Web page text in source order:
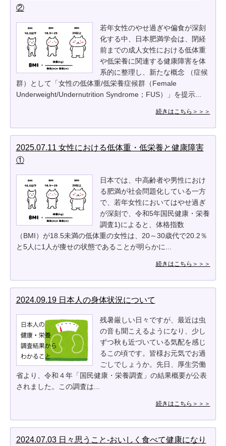
②
若年女性のやせ過ぎや偏食が深刻
化する中、日本肥満学会は、閉経
前までの成人女性における低体重
や低栄養に関連する健康障害を体
系的に整理し、新たな概念 （症候
群）として「女性の低体重/低栄養症候群（Female
Underweight/Undernutrition Syndrome；FUS）」を提示...
続きはこちら＞＞＞
2025.07.11 女性における低体重・低栄養と健康障害
①
日本では、中高齢者や男性におけ
る肥満が社会問題化している一方
で、若年女性においてはやせ過ぎ
が深刻で、令和5年国民健康・栄養
調査1)によると、体格指数
（BMI）が18.5未満の低体重の女性は、20～30歳代で20.2％
と5人に1人が痩せの状態であることが明らかに...
続きはこちら＞＞＞
2024.09.19 日本人の身体状況について
残暑厳しい日々ですが、最近は虫
の音も聞こえるようになり、少し
ずつ秋も近づいている気配を感じ
るこの頃です。皆様お元気でお過
ごしでしょうか。先日、厚生労働
省より、令和４年「国民健康・栄養調査」の結果概要が公表
されました。この調査は...
続きはこちら＞＞＞
2024.07.03 日々思うこと-おいしく食べて健康になり